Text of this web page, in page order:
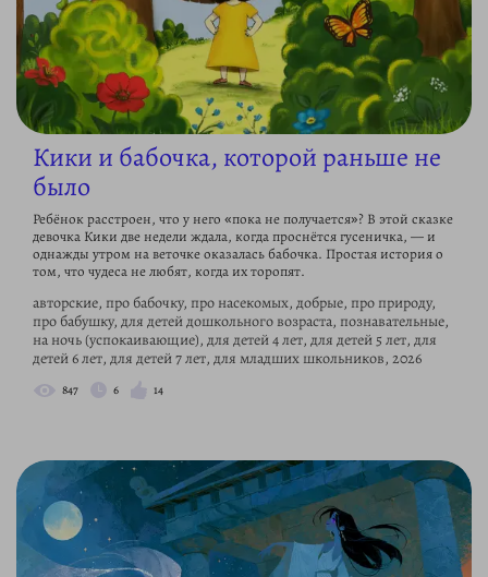
Кики и бабочка, которой раньше не
было
Ребёнок расстроен, что у него «пока не получается»? В этой сказке
девочка Кики две недели ждала, когда проснётся гусеничка, — и
однажды утром на веточке оказалась бабочка. Простая история о
том, что чудеса не любят, когда их торопят.
авторские, про бабочку, про насекомых, добрые, про природу,
про бабушку, для детей дошкольного возраста, познавательные,
на ночь (успокаивающие), для детей 4 лет, для детей 5 лет, для
детей 6 лет, для детей 7 лет, для младших школьников, 2026
847 6 14